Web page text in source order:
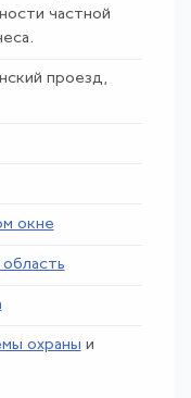
частной
проезд,
окне
охраны и